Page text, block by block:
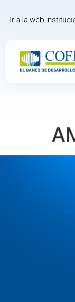
Ir a la web